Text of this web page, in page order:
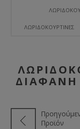
ΛΩΡΙΔΟΚΟΥΡΤΊΝΕΣ
Προϊόν